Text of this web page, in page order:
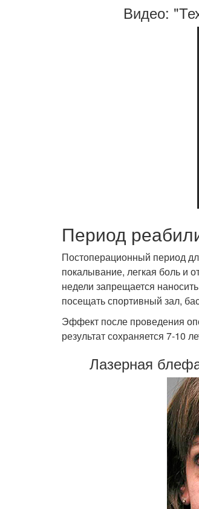
Видео:
Период
Постоперационный период
покалывание, легкая боль и
недели запрещается
посещать спортивный зал,
Эффект после проведения
результат сохраняется 7-10
Лазерная